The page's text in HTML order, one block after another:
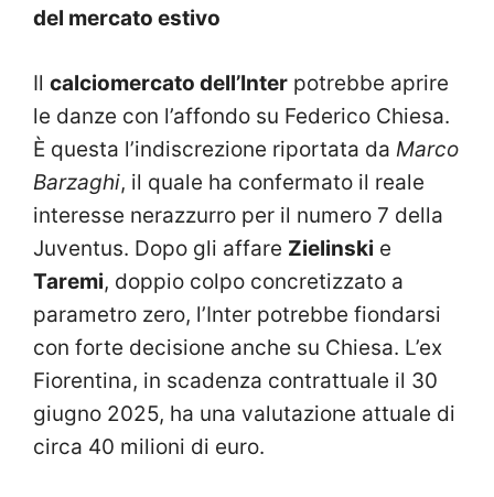
del mercato estivo
Il calciomercato dell’Inter potrebbe aprire
le danze con l’affondo su Federico Chiesa.
È questa l’indiscrezione riportata da Marco
Barzaghi, il quale ha confermato il reale
interesse nerazzurro per il numero 7 della
Juventus. Dopo gli affare Zielinski e
Taremi, doppio colpo concretizzato a
parametro zero, l’Inter potrebbe fiondarsi
con forte decisione anche su Chiesa. L’ex
Fiorentina, in scadenza contrattuale il 30
giugno 2025, ha una valutazione attuale di
circa 40 milioni di euro.